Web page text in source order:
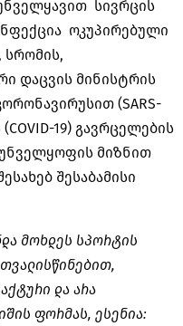
სივრცის
ოკუპირებული
დაცვის მინისტრის
(SARS-
19) გავრცელების
მიზნით
შესაბამისი
მოხდეს სპორტის
და არა
ფორმას, ესენია: